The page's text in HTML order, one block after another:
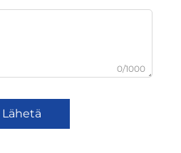
0/1000
Lähetä